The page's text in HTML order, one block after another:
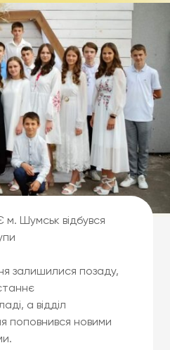
м. Шумськ відбувся
залишилися позаду,
а відділ
поповнився новими